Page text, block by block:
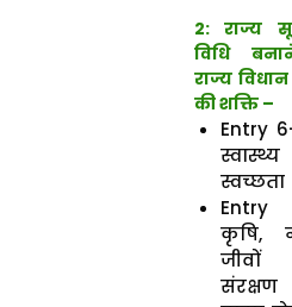
2:राज्य
विधि
राज्य
की शक्ति –
Entry
स्वच्छता
कृषि,